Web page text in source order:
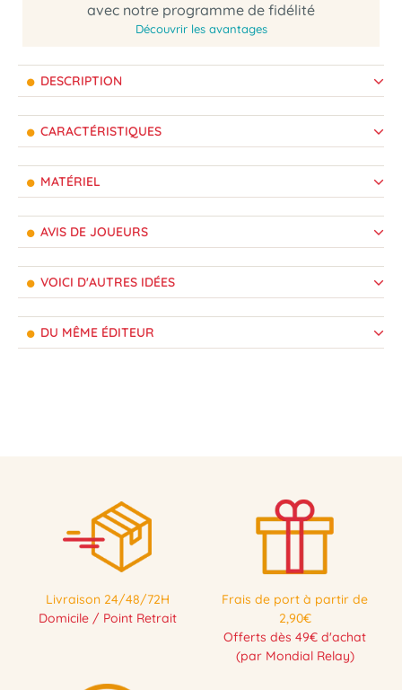
avec notre programme de fidélité
Découvrir les avantages
DESCRIPTION
CARACTÉRISTIQUES
MATÉRIEL
AVIS DE JOUEURS
VOICI D'AUTRES IDÉES
DU MÊME ÉDITEUR
Livraison 24/48/72H
Domicile / Point Retrait
Frais de port à partir de
2,90€
Offerts dès 49€ d'achat
(par Mondial Relay)